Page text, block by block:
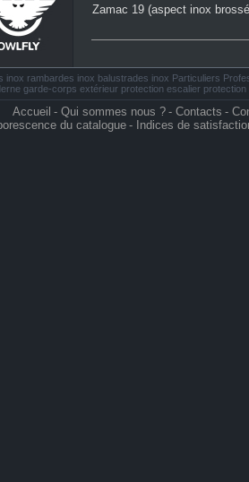
Zamac 19 (aspect inox
inox rambardes inox balustrades inox Particuliers
garde-corps extérieur protection escalier
Accueil - Qui sommes nous ? - Contacts -
du catalogue - Indices de